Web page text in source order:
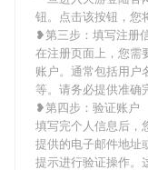
钮。点击该按钮，您
❥第三步：填写注册
在注册页面上，您需
账户。通常包括用
等。请务必提供准确
❥第四步：验证账户
填写完个人信息后，
提供的电子邮件地址
提示进行验证操作。